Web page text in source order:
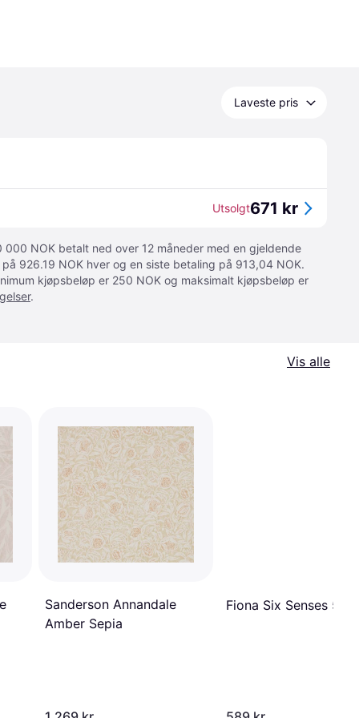
Laveste pris
Utsolgt671 kr
000 NOK betalt ned over 12 måneder med en gjeldende
926.19 NOK hver og en siste betaling på 913,04 NOK.
kjøpsbeløp er 250 NOK og maksimalt kjøpsbeløp er
.
Vis alle
Sanderson Annandale
Amber Sepia
Fiona Six Senses